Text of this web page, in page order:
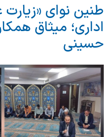
طنین نوای
اداری؛ میثاق
حسینی